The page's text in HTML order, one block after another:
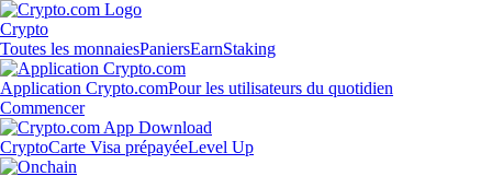
Crypto
Toutes les monnaiesPaniersEarnStaking
Application Crypto.comPour les utilisateurs du quotidien
Commencer
CryptoCarte Visa prépayéeLevel Up